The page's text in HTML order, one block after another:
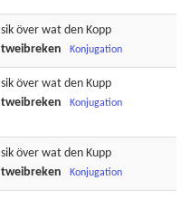
sik över wat den Kopp
tweibreken
Konjugation
sik över wat den Kupp
tweibreken
Konjugation
sik över wat den Kupp
tweibreken
Konjugation